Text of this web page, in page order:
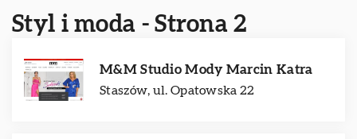
Styl i moda - Strona 2
M&M Studio Mody Marcin Katra
Staszów, ul. Opatowska 22